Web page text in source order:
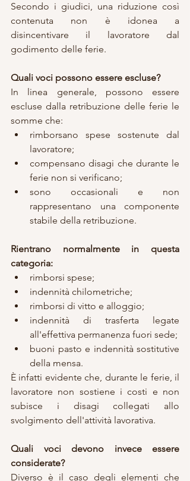
Secondo i giudici, una riduzione così
contenuta non è idonea a
disincentivare il lavoratore dal
godimento delle ferie.
Quali voci possono essere escluse?
In linea generale, possono essere
escluse dalla retribuzione delle ferie le
somme che:
rimborsano spese sostenute dal
lavoratore;
compensano disagi che durante le
ferie non si verificano;
sono occasionali e non
rappresentano una componente
stabile della retribuzione.
Rientrano normalmente in questa
categoria:
rimborsi spese;
indennità chilometriche;
rimborsi di vitto e alloggio;
indennità di trasferta legate
all'effettiva permanenza fuori sede;
buoni pasto e indennità sostitutive
della mensa.
È infatti evidente che, durante le ferie, il
lavoratore non sostiene i costi e non
subisce i disagi collegati allo
svolgimento dell'attività lavorativa.
Quali voci devono invece essere
considerate?
Diverso è il caso degli elementi che